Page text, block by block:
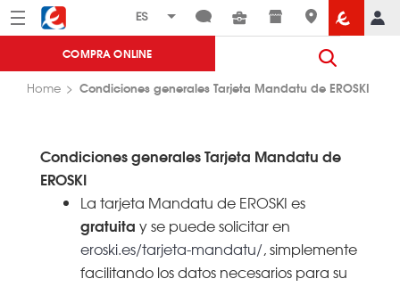
Menú Eroski
COMPRA ONLINE
Home Condiciones generales Tarjeta Mandatu de EROSKI
Condiciones generales Tarjeta Mandatu de
EROSKI
La tarjeta Mandatu de EROSKI es
gratuita y se puede solicitar en
eroski.es/tarjeta-mandatu/, simplemente
facilitando los datos necesarios para su